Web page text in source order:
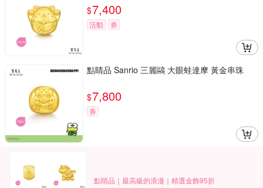
$7,400
活動 券
點睛品 Sanrio 三麗鷗 大眼蛙達摩 黃金串珠
$7,800
券
點睛品｜最高級的浪漫｜精選金飾95折